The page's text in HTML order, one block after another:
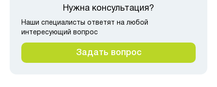
Нужна консультация?
Наши специалисты ответят на любой
интересующий вопрос
Задать вопрос